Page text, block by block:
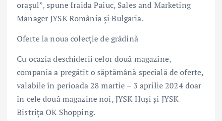
orașul”, spune Iraida Paiuc, Sales and Marketing
Manager JYSK România și Bulgaria.
Oferte la noua colecție de grădină
Cu ocazia deschiderii celor două magazine,
compania a pregătit o săptămână specială de oferte,
valabile în perioada 28 martie – 3 aprilie 2024 doar
în cele două magazine noi, JYSK Huși și JYSK
Bistrița OK Shopping.